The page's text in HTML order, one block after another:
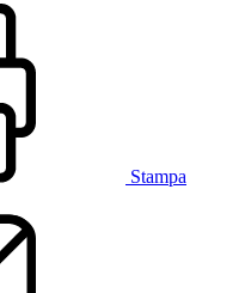
Stampa